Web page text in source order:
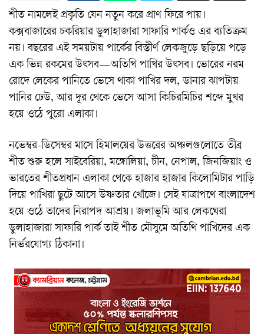
শীত নামলেই প্রকৃতি যেন নতুন করে প্রাণ ফিরে পায়।
কক্সবাজারের চকরিয়ার ডুলাহাজারা সাফারি পার্কও এর ব্যতিক্রম
নয়। বছরের এই সময়টায় পার্কের বিস্তীর্ণ লেকজুড়ে ছড়িয়ে পড়ে
এক ভিন্ন রকমের উৎসব—অতিথি পাখির উৎসব। ভোরের নরম
রোদে লেকের পানিতে ভেসে থাকা পাখির দল, ডানার ঝাপটায়
পানির ঢেউ, আর দূর থেকে ভেসে আসা কিচিরমিচির শব্দে মুখর
হয়ে ওঠে পুরো এলাকা।
নভেম্বর-ডিসেম্বর মাসে হিমালয়ের উত্তরের অঞ্চলগুলোতে তীব্র
শীত শুরু হলে সাইবেরিয়া, মঙ্গোলিয়া, চীন, নেপাল, জিনজিয়াং ও
ভারতের শীতপ্রধান এলাকা থেকে হাজার হাজার কিলোমিটার পাড়ি
দিয়ে পাখিরা ছুটে আসে উষ্ণতার খোঁজে। সেই যাত্রাপথে বাংলাদেশ
হয়ে ওঠে তাদের নিরাপদ আশ্রয়। জলাভূমি আর লেকঘেরা
ডুলাহাজারা সাফারি পার্ক তাই শীত মৌসুমে অতিথি পাখিদের এক
নির্ভরযোগ্য ঠিকানা।